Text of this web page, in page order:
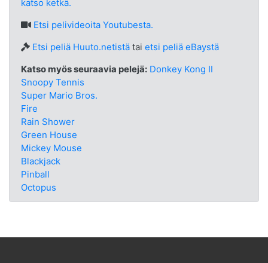
katso ketkä.
Etsi pelivideoita Youtubesta.
Etsi peliä Huuto.netistätai etsi peliä eBaystä
Katso myös seuraavia pelejä: Donkey Kong II
Snoopy Tennis
Super Mario Bros.
Fire
Rain Shower
Green House
Mickey Mouse
Blackjack
Pinball
Octopus